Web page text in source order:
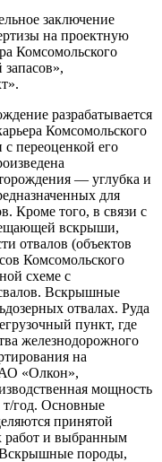
заключение
на проектную
Комсомольского
разрабатывается
Комсомольского
с переоценкой его
— углубка и
для
Кроме того, в связи с
вскрыши,
отвалов (объектов
Комсомольского
схеме с
Вскрышные
отвалах. Руда
пункт, где
железнодорожного
на
«Олкон»,
мощность
т/год. Основные
принятой
и выбранным
Вскрышные породы,